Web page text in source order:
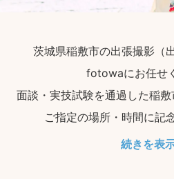
茨城県稲敷市の出張撮影（
fotowaにお任せ
面談・実技試験を通過した稲敷
ご指定の場所・時間に記
続きを表